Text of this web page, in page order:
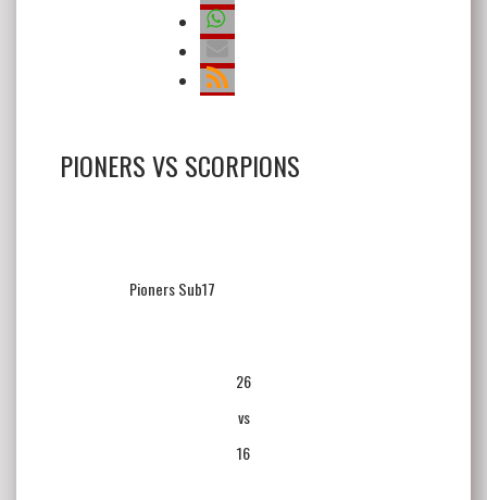
PIONERS VS SCORPIONS
Pioners Sub17
26
vs
16